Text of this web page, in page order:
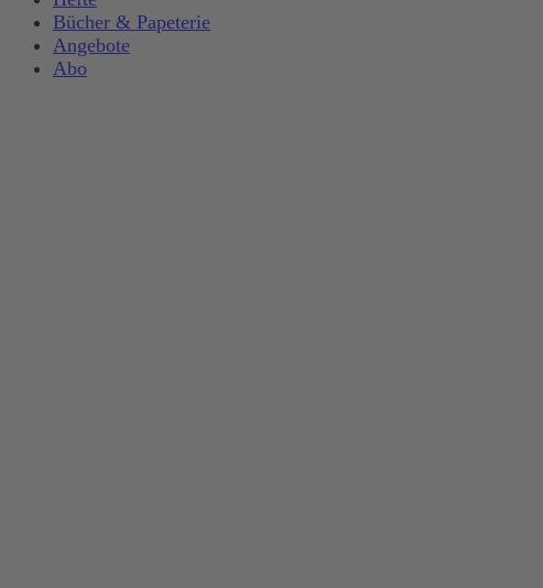
Bücher & Papeterie
Angebote
Abo